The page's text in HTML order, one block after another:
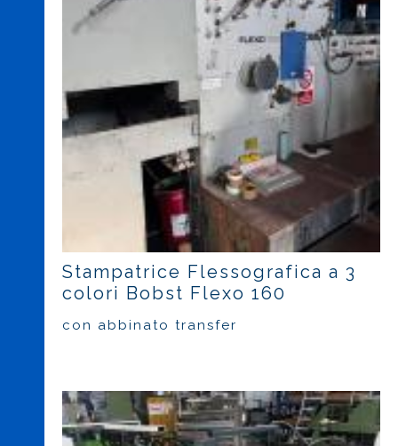
Stampatrice Flessografica a 3
colori Bobst Flexo 160
con abbinato transfer